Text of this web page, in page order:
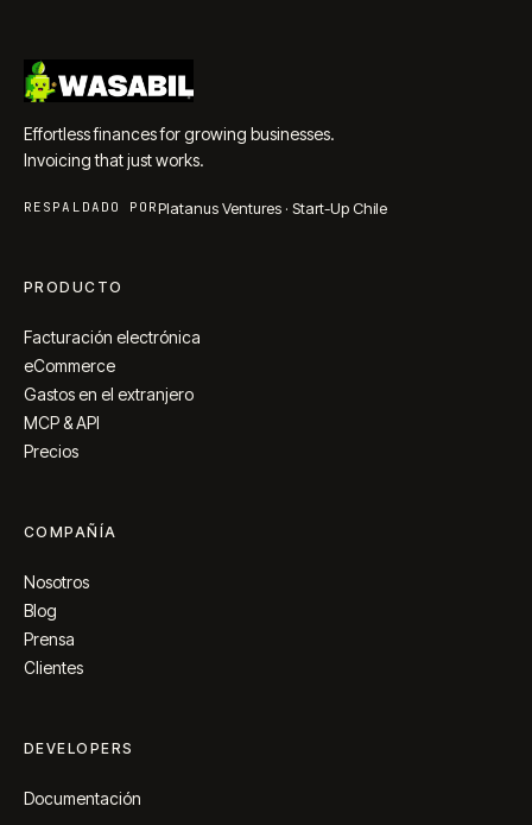
Effortless finances for growing businesses.
Invoicing that just works.
RESPALDADO PORPlatanus Ventures · Start-Up Chile
PRODUCTO
Facturación electrónica
eCommerce
Gastos en el extranjero
MCP & API
Precios
COMPAÑÍA
Nosotros
Blog
Prensa
Clientes
DEVELOPERS
Documentación